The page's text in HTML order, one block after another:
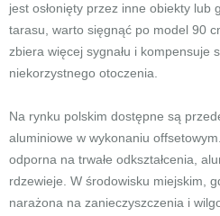
jest osłonięty przez inne obiekty lub
tarasu, warto sięgnąć po model 90
zbiera więcej sygnału i kompensuje
niekorzystnego otoczenia.
Na rynku polskim dostępne są
aluminiowe w wykonaniu
odporna na trwałe odkształcenia,
rdzewieje. W środowisku miejskim,
narażona na zanieczyszczenia i